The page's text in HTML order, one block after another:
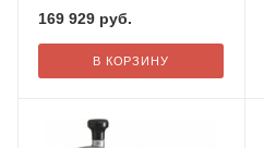
169 929 руб.
В КОРЗИНУ